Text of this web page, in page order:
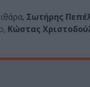
Σωτήρης
Κώστας